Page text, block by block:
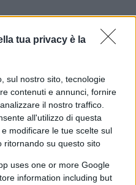
tua privacy è la
sul nostro sito, tecnologie
contenuti e annunci, fornire
il nostro traffico.
all'utilizzo di questa
modificare le tue scelte sul
ritornando su questo sito
uses one or more Google
information including but
ordigni di Mussolini,
dell’informazione
tiene
che la segretaria
a denunciare,
della propaganda
palazzo”. A questo
a mio avviso onde